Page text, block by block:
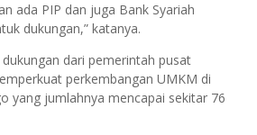
ada PIP dan juga Bank Syariah
dukungan,” katanya.
dari pemerintah pusat
perkembangan UMKM di
yang jumlahnya mencapai sekitar 76